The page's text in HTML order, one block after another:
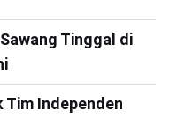
Tinggal di
Tim Independen